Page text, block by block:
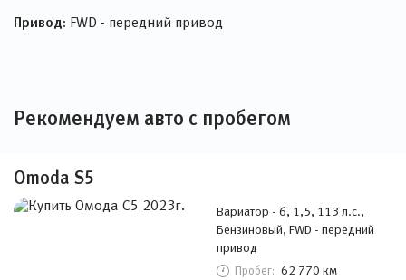
Привод: FWD - передний привод
Рекомендуем авто с пробегом
Omoda S5
Вариатор - 6, 1,5, 113 л.с.,
Бензиновый, FWD - передний
привод
Пробег: 62 770 км